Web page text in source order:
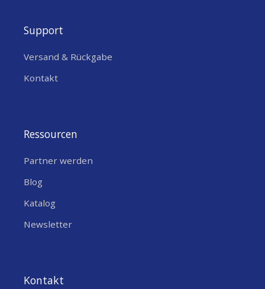
Support
Versand & Rückgabe
Kontakt
Ressourcen
Partner werden
Blog
Katalog
Newsletter
Kontakt